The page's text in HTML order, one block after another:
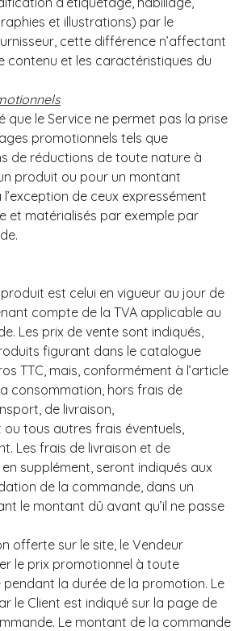
et illustrations) par le
cette différence n’affectant
contenu et les caractéristiques du
que le Service ne permet pas la prise
promotionnels tels que
de réductions de toute nature à
produit ou pour un montant
l’exception de ceux expressément
et matérialisés par exemple par
est celui en vigueur au jour de
compte de la TVA applicable au
Les prix de vente sont indiqués,
figurant dans le catalogue
TTC, mais, conformément à l’article
consommation, hors frais de
de livraison,
ou tous autres frais éventuels,
Les frais de livraison et de
supplément, seront indiqués aux
de la commande, dans un
le montant dû avant qu’il ne passe
offerte sur le site, le Vendeur
le prix promotionnel à toute
la durée de la promotion. Le
le Client est indiqué sur la page de
Le montant de la commande